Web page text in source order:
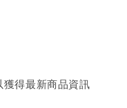
得最新商品資訊